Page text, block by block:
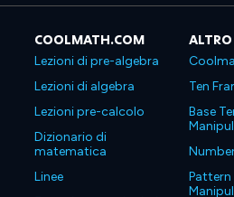
COOLMATH.COM
Lezioni di pre-algebra
Lezioni di algebra
Lezioni pre-calcolo
Dizionario di
matematica
Linee
Ten
Base
Pattern